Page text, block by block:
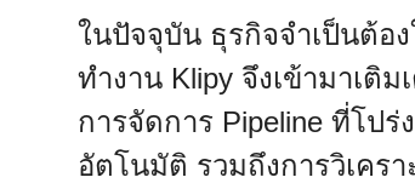
ในปัจจุบัน ธุรกิจจำเป็นต้อ
ทำงาน Klipy จึงเข้ามาเติ
การจัดการ Pipeline ที่โป
อัตโนมัติ รวมถึงการวิเคร